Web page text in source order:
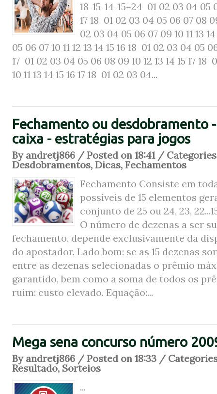
18-15-14-15=24 01 02 03 04 05
17 18 01 02 03 04 05 06 07 08
02 03 04 05 06 07 09 10 11 13
05 06 07 10 11 12 13 14 15 16 18 01 02 03 04 05
17 01 02 03 04 05 06 08 09 10 12 13 14 15 17 18
10 11 13 14 15 16 17 18 01 02 03 04...
Fechamento ou desdobramento
caixa - estratégias para jogos
By andretj866 / Posted on 18:41 /
Desdobramentos,Dicas,Fechamentos
Fechamento Consiste em
possíveis de 15 elementos
conjunto de 25 ou 24, 23,
O número de dezenas a ser
fechamento, depende exclusivamente da
do apostador. Lado bom: se as 15 dezenas
entre as dezenas selecionadas o prêmio
garantido, bem como a soma de todos os
ruim: custo elevado. Equação:...
Mega sena concurso número
By andretj866 / Posted on 18:33 /
Resultado, Sorteios
...